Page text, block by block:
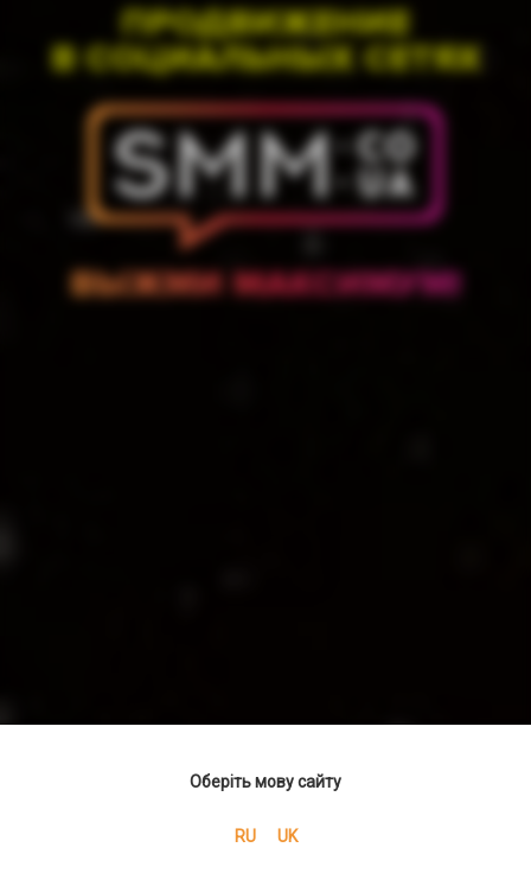
ПРОДВИЖЕНИЕ
В СОЦИАЛЬНЫХ СЕТЯХ
ВЫЖМИ МАКСИМУМ!
Оберіть мову сайту
RU UK